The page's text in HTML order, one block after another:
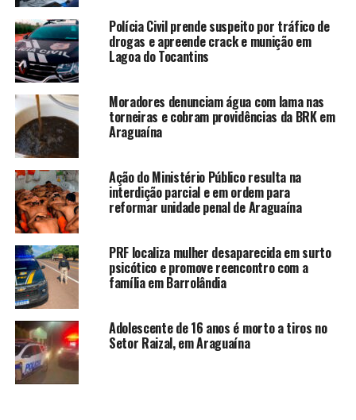
Polícia Civil prende suspeito por tráfico de
drogas e apreende crack e munição em
Lagoa do Tocantins
Moradores denunciam água com lama nas
torneiras e cobram providências da BRK em
Araguaína
Ação do Ministério Público resulta na
interdição parcial e em ordem para
reformar unidade penal de Araguaína
PRF localiza mulher desaparecida em surto
psicótico e promove reencontro com a
família em Barrolândia
Adolescente de 16 anos é morto a tiros no
Setor Raizal, em Araguaína